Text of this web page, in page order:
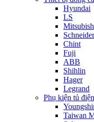
Hyundai
LS
Schneider
Chint
Fuji
ABB
Shihlin
Hager
Legrand
Phụ kiện tủ điện
Taiwan